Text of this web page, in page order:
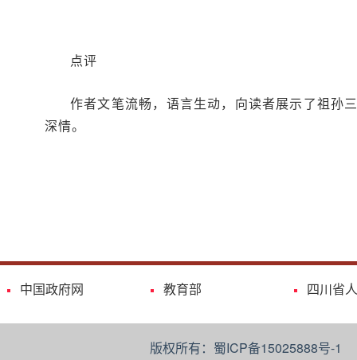
点评
作者文笔流畅，语言生动，向读者展示了祖孙
深情。
中国政府网 教育部 四川省
版权所有：蜀ICP备15025888号-